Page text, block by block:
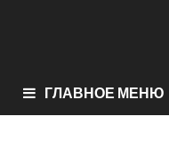
ГЛАВНОЕ МЕНЮ